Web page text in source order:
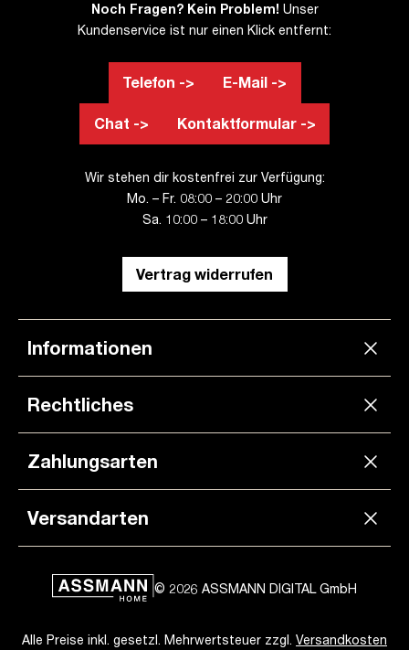
Noch Fragen? Kein Problem! Unser
Kundenservice ist nur einen Klick entfernt:
Telefon -> E-Mail ->
Chat -> Kontaktformular ->
Wir stehen dir kostenfrei zur Verfügung:
Mo. – Fr. 08:00 – 20:00 Uhr
Sa. 10:00 – 18:00 Uhr
Vertrag widerrufen
Informationen
Rechtliches
Zahlungsarten
Versandarten
© 2026 ASSMANN DIGITAL GmbH
Alle Preise inkl. gesetzl. Mehrwertsteuer zzgl. Versandkosten